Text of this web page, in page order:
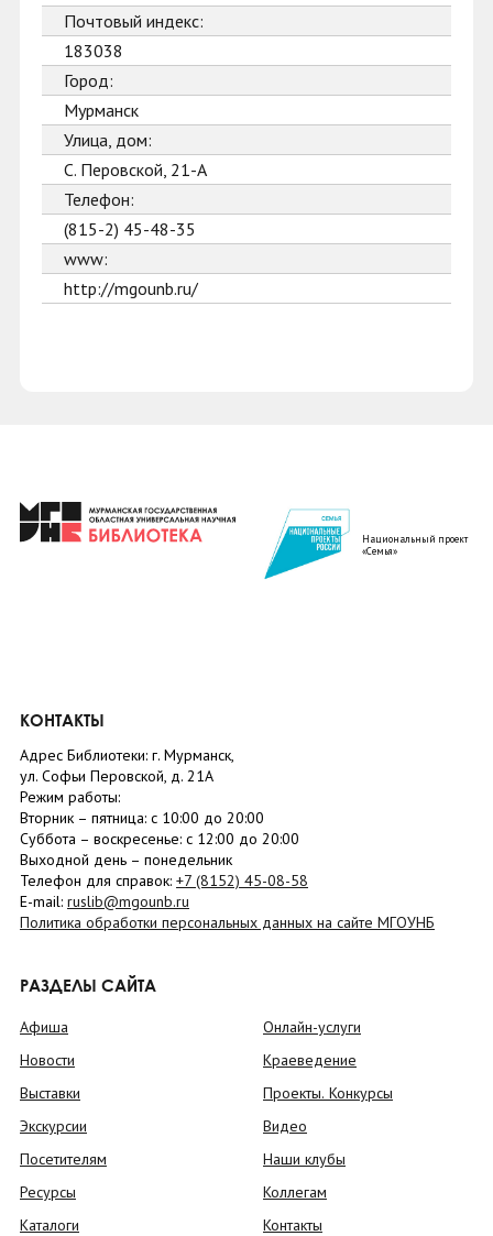
Почтовый индекс:
183038
Город:
Мурманск
Улица, дом:
С. Перовской, 21-А
Телефон:
(815-2) 45-48-35
www:
http://mgounb.ru/
Национальный проект
«Семья»
КОНТАКТЫ
Адрес Библиотеки: г. Мурманск,
ул. Софьи Перовской, д. 21А
Режим работы:
Вторник – пятница: с 10:00 до 20:00
Суббота – воскресенье: c 12:00 до 20:00
Выходной день – понедельник
Телефон для справок: +7 (8152) 45-08-58
E-mail: ruslib@mgounb.ru
Политика обработки персональных данных на сайте МГОУНБ
РАЗДЕЛЫ САЙТА
Афиша
Новости
Выставки
Экскурсии
Посетителям
Ресурсы
Каталоги
Онлайн-услуги
Краеведение
Проекты. Конкурсы
Видео
Наши клубы
Коллегам
Контакты